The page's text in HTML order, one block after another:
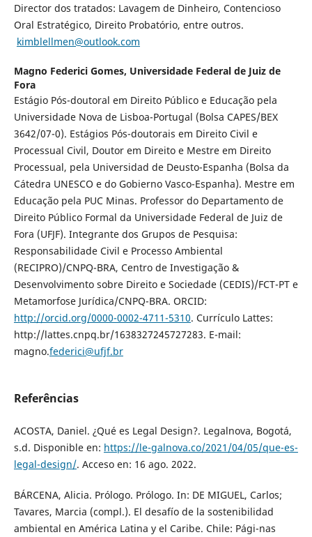
Director dos tratados: Lavagem de Dinheiro, Contencioso
Oral Estratégico, Direito Probatório, entre outros.
kimblellmen@outlook.com
Magno Federici Gomes, Universidade Federal de Juiz de
Fora
Estágio Pós-doutoral em Direito Público e Educação pela
Universidade Nova de Lisboa-Portugal (Bolsa CAPES/BEX
3642/07-0). Estágios Pós-doutorais em Direito Civil e
Processual Civil, Doutor em Direito e Mestre em Direito
Processual, pela Universidad de Deusto-Espanha (Bolsa da
Cátedra UNESCO e do Gobierno Vasco-Espanha). Mestre em
Educação pela PUC Minas. Professor do Departamento de
Direito Público Formal da Universidade Federal de Juiz de
Fora (UFJF). Integrante dos Grupos de Pesquisa:
Responsabilidade Civil e Processo Ambiental
(RECIPRO)/CNPQ-BRA, Centro de Investigação &
Desenvolvimento sobre Direito e Sociedade (CEDIS)/FCT-PT e
Metamorfose Jurídica/CNPQ-BRA. ORCID:
http://orcid.org/0000-0002-4711-5310. Currículo Lattes:
http://lattes.cnpq.br/1638327245727283. E-mail:
magno.federici@ufjf.br
Referências
ACOSTA, Daniel. ¿Qué es Legal Design?. Legalnova, Bogotá,
s.d. Disponible en: https://le-galnova.co/2021/04/05/que-es-
legal-design/. Acceso en: 16 ago. 2022.
BÁRCENA, Alicia. Prólogo. Prólogo. In: DE MIGUEL, Carlos;
Tavares, Marcia (compl.). El desafío de la sostenibilidad
ambiental en América Latina y el Caribe. Chile: Pági-nas